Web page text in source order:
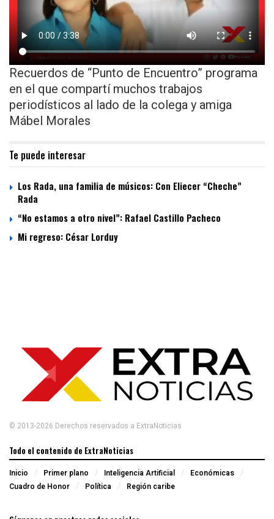
Recuerdos de “Punto de Encuentro” programa
en el que compartí muchos trabajos
periodísticos al lado de la colega y amiga
Mábel Morales
Te puede interesar
Los Rada, una familia de músicos: Con Eliecer “Cheche”
Rada
“No estamos a otro nivel”: Rafael Castillo Pacheco
Mi regreso: César Lorduy
© 2013-2026 Derechos reservados a ExtraNoticias
Todo el contenido de ExtraNoticias
Inicio Primer plano Inteligencia Artificial
Económicas
Cuadro de Honor
Política Región caribe